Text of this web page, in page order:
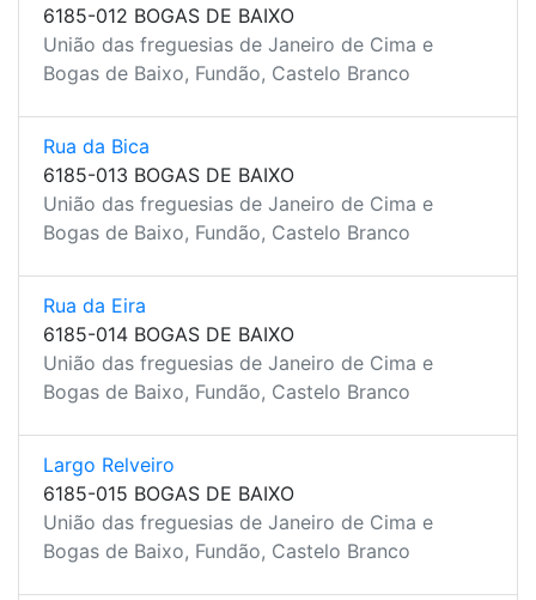
6185-012 BOGAS DE BAIXO
União das freguesias de Janeiro de Cima e
Bogas de Baixo, Fundão, Castelo Branco
Rua da Bica
6185-013 BOGAS DE BAIXO
União das freguesias de Janeiro de Cima e
Bogas de Baixo, Fundão, Castelo Branco
Rua da Eira
6185-014 BOGAS DE BAIXO
União das freguesias de Janeiro de Cima e
Bogas de Baixo, Fundão, Castelo Branco
Largo Relveiro
6185-015 BOGAS DE BAIXO
União das freguesias de Janeiro de Cima e
Bogas de Baixo, Fundão, Castelo Branco